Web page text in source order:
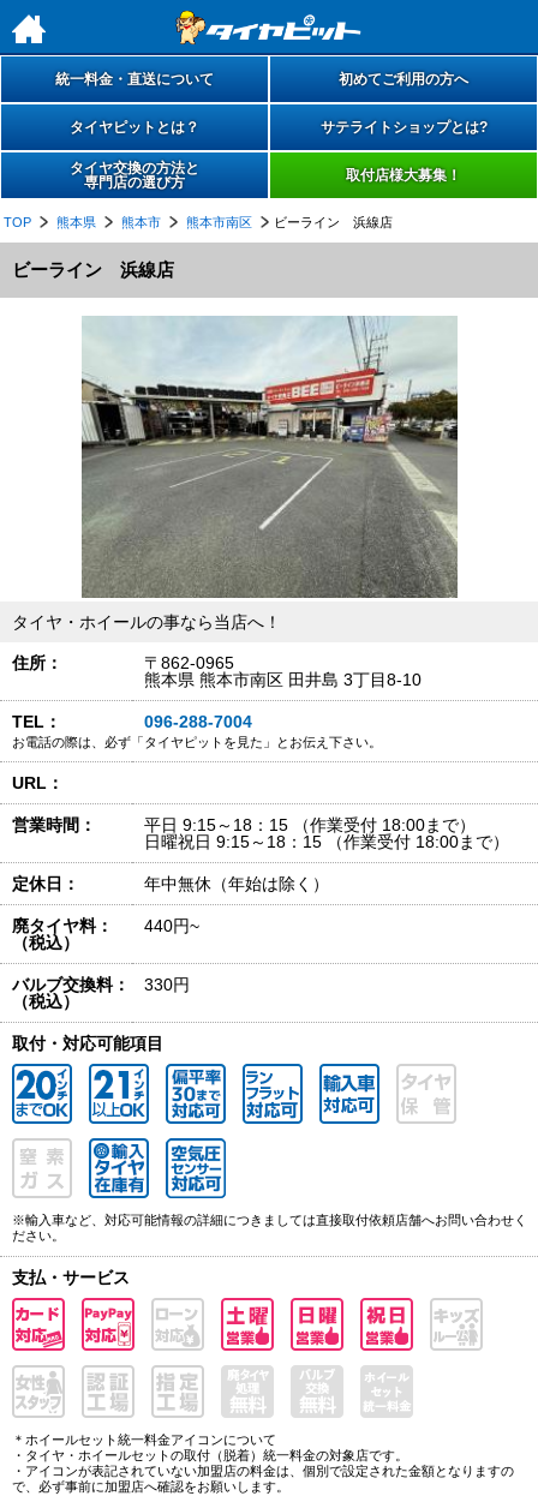
h
統一料金・直送について 初めてご利用の方へ
タイヤピットとは？ サテライトショップとは?
タイヤ交換の方法と
専門店の選び方
取付店様大募集！
TOP 熊本県 熊本市 熊本市南区 ビーライン 浜線店
ビーライン 浜線店
タイヤ・ホイールの事なら当店へ！
住所：
〒862-0965
熊本県 熊本市南区 田井島 3丁目8-10
TEL： 096-288-7004
お電話の際は、必ず「タイヤピットを見た」とお伝え下さい。
URL：
営業時間：
平日 9:15～18：15 （作業受付 18:00まで）
日曜祝日 9:15～18：15 （作業受付 18:00まで）
定休日： 年中無休（年始は除く）
廃タイヤ料：
（税込）
440円~
バルブ交換料：
（税込）
330円
取付・対応可能項目
※輸入車など、対応可能情報の詳細につきましては直接取付依頼店舗へお問い合わせく
ださい。
支払・サービス
＊ホイールセット統一料金アイコンについて
・タイヤ・ホイールセットの取付（脱着）統一料金の対象店です。
・アイコンが表記されていない加盟店の料金は、個別で設定された金額となりますの
で、必ず事前に加盟店へ確認をお願いします。